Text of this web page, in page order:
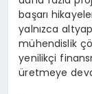
başarı
yalnızca
mühendislik
yenilikçi
üretmeye